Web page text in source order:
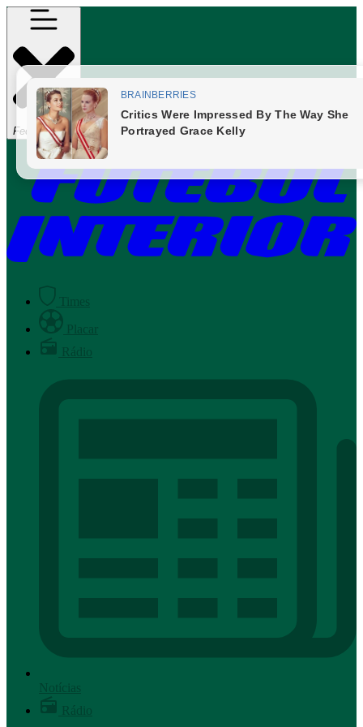
Fechar Menu
Times
Placar
Rádio
Notícias
Rádio